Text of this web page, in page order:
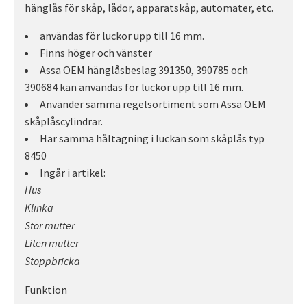
hänglås för skåp, lådor, apparatskåp, automater, etc.
användas för luckor upp till 16 mm.
Finns höger och vänster
Assa OEM hänglåsbeslag 391350, 390785 och
390684 kan användas för luckor upp till 16 mm.
Använder samma regelsortiment som Assa OEM
skåplåscylindrar.
Har samma håltagning i luckan som skåplås typ
8450
Ingår i artikel:
Hus
Klinka
Stor mutter
Liten mutter
Stoppbricka
Funktion